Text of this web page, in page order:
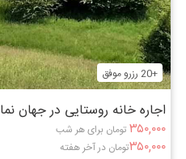
+20 رزرو موفق
اجاره خانه روستایی در جهان نما
۳۵۰,۰۰۰ تومان برای هر شب
۳۵۰,۰۰۰تومان در آخر هفته